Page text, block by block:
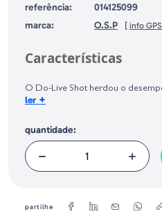
referência:
014125099
marca:
O.S.P [ info
Europeia, dos produtos da marca,
Geral sobre a Segurança dos Produtos
Características
O Do-Live Shot herdou o
Stick, mas, ao mesmo tempo, foi
rápida, sem sentir estresse,
aproximadamente.
Tamanho:4,5"
ler +
quantidade:
partilhe